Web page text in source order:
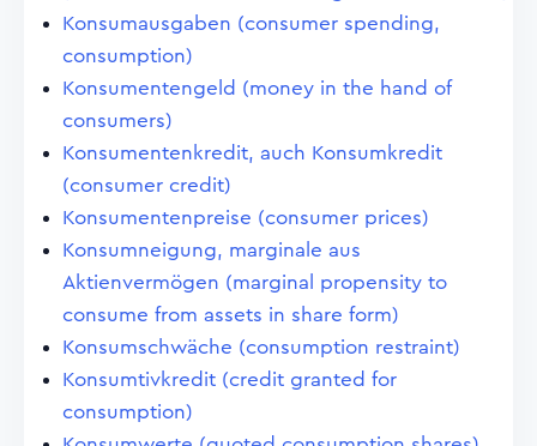
Konsumausgaben (consumer spending,
consumption)
Konsumentengeld (money in the hand of
consumers)
Konsumentenkredit, auch Konsumkredit
(consumer credit)
Konsumentenpreise (consumer prices)
Konsumneigung, marginale aus
Aktienvermögen (marginal propensity to
consume from assets in share form)
Konsumschwäche (consumption restraint)
Konsumtivkredit (credit granted for
consumption)